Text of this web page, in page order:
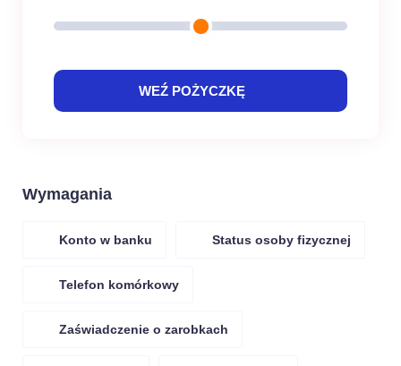
WEŹ POŻYCZKĘ
Wymagania
Konto w banku Status osoby fizycznej
Telefon komórkowy
Zaświadczenie o zarobkach